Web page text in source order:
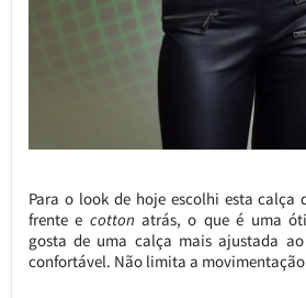
Para o look de hoje escolhi esta calça
frente e cotton atrás, o que é uma
gosta de uma calça mais ajustada
confortável. Não limita a